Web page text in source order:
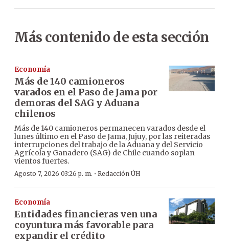
Más contenido de esta sección
Economía
Más de 140 camioneros
varados en el Paso de Jama por
demoras del SAG y Aduana
chilenos
Más de 140 camioneros permanecen varados desde el
lunes último en el Paso de Jama, Jujuy, por las reiteradas
interrupciones del trabajo de la Aduana y del Servicio
Agrícola y Ganadero (SAG) de Chile cuando soplan
vientos fuertes.
Agosto 7, 2026 03:26 p. m. · Redacción ÚH
Economía
Entidades financieras ven una
coyuntura más favorable para
expandir el crédito